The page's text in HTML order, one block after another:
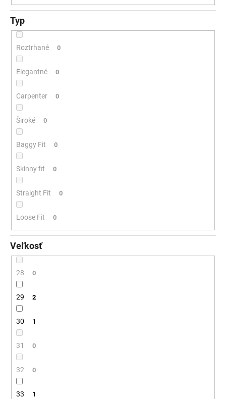
Typ
Roztrhané 0
Elegantné 0
Carpenter 0
Široké 0
Baggy Fit 0
Skinny fit 0
Straight Fit 0
Loose Fit 0
Veľkosť
28 0
29 2
30 1
31 0
32 0
33 1